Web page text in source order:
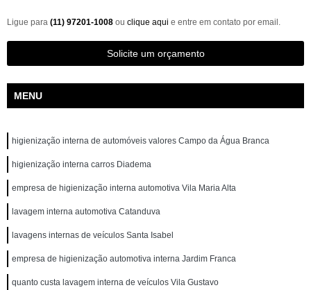
Ligue para (11) 97201-1008 ou clique aqui e entre em contato por email.
Solicite um orçamento
MENU
higienização interna de automóveis valores Campo da Água Branca
higienização interna carros Diadema
empresa de higienização interna automotiva Vila Maria Alta
lavagem interna automotiva Catanduva
lavagens internas de veículos Santa Isabel
empresa de higienização automotiva interna Jardim Franca
quanto custa lavagem interna de veículos Vila Gustavo